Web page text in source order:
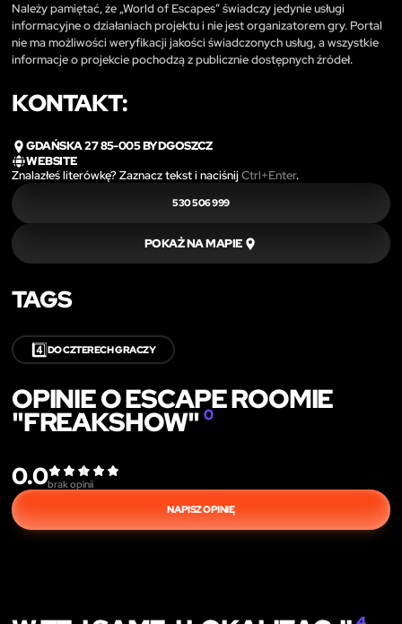
Należy pamiętać, że „World of Escapes” świadczy jedynie usługi
informacyjne o działaniach projektu i nie jest organizatorem gry. Portal
nie ma możliwości weryfikacji jakości świadczonych usług, a wszystkie
informacje o projekcie pochodzą z publicznie dostępnych źródeł.
KONTAKT:
GDAŃSKA 27 85-005 BYDGOSZCZ
WEBSITE
Znalazłeś literówkę? Zaznacz tekst i naciśnijCtrl+Enter.
530 506 999
POKAŻ NA MAPIE
TAGS
4️⃣DO CZTERECH GRACZY
OPINIE O ESCAPE ROOMIE
"FREAKSHOW" 0
0.0brak opinii
NAPISZ OPINIĘ